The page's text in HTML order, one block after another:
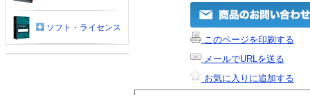
このページを印刷する
メールでURLを送る
お気に入りに追加する
ソフト・ライセンス